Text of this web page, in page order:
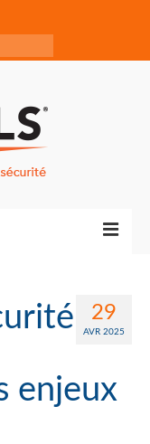
29
AVR 2025
enjeux